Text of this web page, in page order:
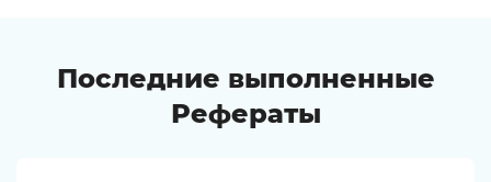
Последние выполненные
Рефераты